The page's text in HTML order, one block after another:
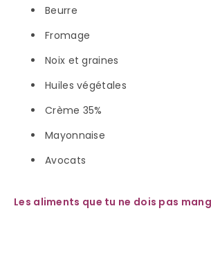
Beurre
Fromage
Noix et graines
Huiles végétales
Crème 35%
Mayonnaise
Avocats
Les aliments que tu ne dois pas